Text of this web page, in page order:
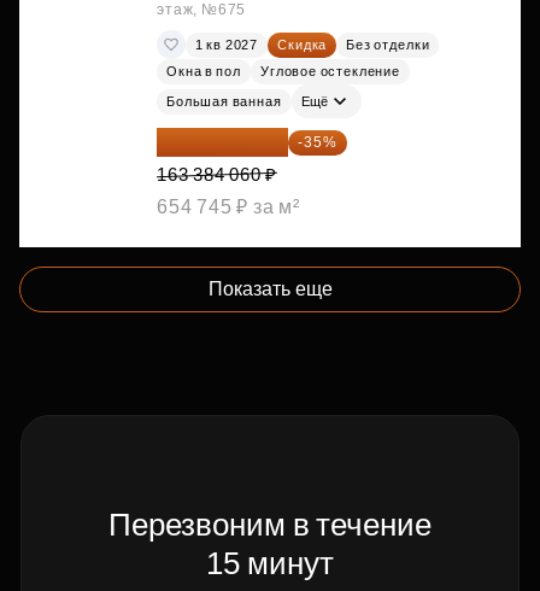
этаж, №675
1 кв 2027 Скидка
Без отделки
Окна в пол
Угловое остекление
Большая ванная Ещё
106 199 639 ₽ -35%
163 384 060 ₽
654 745 ₽ за м²
Показать еще
Перезвоним в течение
15 минут